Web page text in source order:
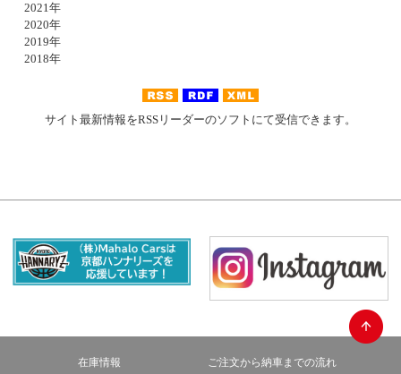
2021年
2020年
2019年
2018年
サイト最新情報をRSSリーダーのソフトにて受信できます。
在庫情報 ご注文から納車までの流れ